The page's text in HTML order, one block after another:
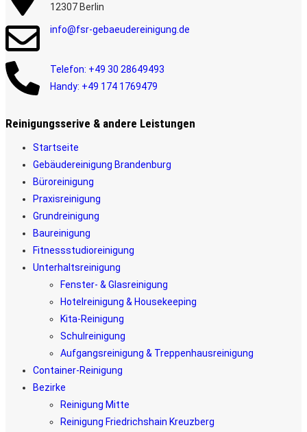
12307 Berlin
info@fsr-gebaeudereinigung.de
Telefon: +49 30 28649493
Handy: +49 174 1769479
Reinigungsserive & andere Leistungen
Startseite
Gebäudereinigung Brandenburg
Büroreinigung
Praxisreinigung
Grundreinigung
Baureinigung
Fitnessstudioreinigung
Unterhaltsreinigung
Fenster- & Glasreinigung
Hotelreinigung & Housekeeping
Kita-Reinigung
Schulreinigung
Aufgangsreinigung & Treppenhausreinigung
Container-Reinigung
Bezirke
Reinigung Mitte
Reinigung Friedrichshain Kreuzberg